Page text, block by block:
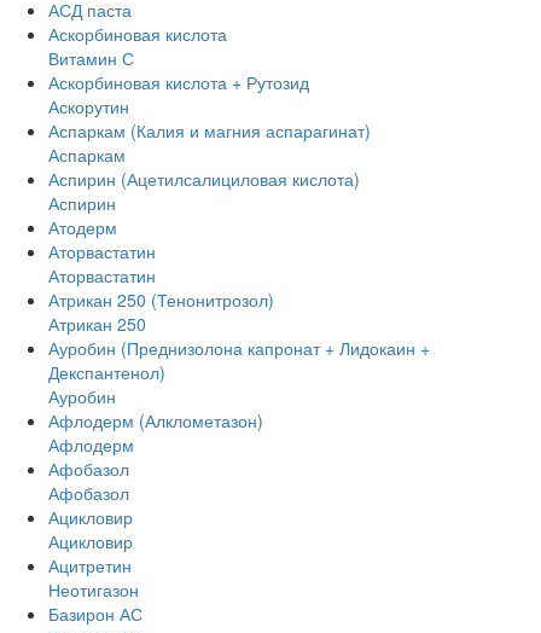
АСД паста
Аскорбиновая кислота
Витамин С
Аскорбиновая кислота + Рутозид
Аскорутин
Аспаркам (Калия и магния аспарагинат)
Аспаркам
Аспирин (Ацетилсалициловая кислота)
Аспирин
Атодерм
Аторвастатин
Аторвастатин
Атрикан 250 (Тенонитрозол)
Атрикан 250
Ауробин (Преднизолона капронат + Лидокаин +
Декспантенол)
Ауробин
Афлодерм (Алклометазон)
Афлодерм
Афобазол
Афобазол
Ацикловир
Ацикловир
Ацитретин
Неотигазон
Базирон АС